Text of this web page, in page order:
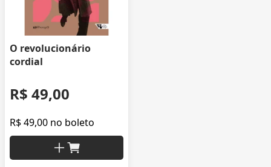
O revolucionário
cordial
R$ 49,00
R$ 49,00 no boleto